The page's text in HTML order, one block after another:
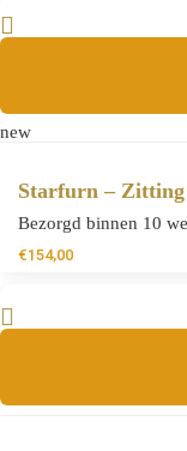
new
Starfurn – Zitting
Bezorgd binnen 10
€154,00